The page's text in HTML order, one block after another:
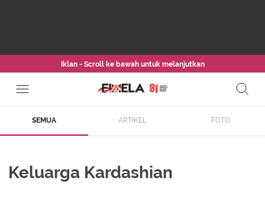
Iklan - Scroll ke bawah untuk melanjutkan
SEMUA ARTIKEL FOTO
Keluarga Kardashian